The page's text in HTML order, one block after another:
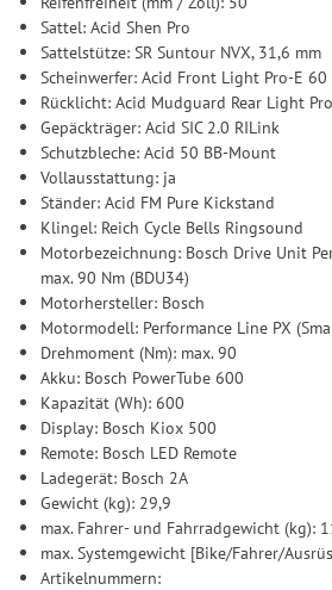
Sattel: Acid Shen Pro
Sattelstütze: SR Suntour NVX, 31,6 mm
Scheinwerfer: Acid Front Light Pro-E 60
Rücklicht: Acid Mudguard Rear Light
Gepäckträger: Acid SIC 2.0 RILink
Schutzbleche: Acid 50 BB-Mount
Vollausstattung: ja
Ständer: Acid FM Pure Kickstand
Klingel: Reich Cycle Bells Ringsound
Motorbezeichnung: Bosch Drive Unit
max. 90 Nm (BDU34)
Motorhersteller: Bosch
Motormodell: Performance Line PX
Drehmoment (Nm): max. 90
Akku: Bosch PowerTube 600
Kapazität (Wh): 600
Display: Bosch Kiox 500
Remote: Bosch LED Remote
Ladegerät: Bosch 2A
Gewicht (kg): 29,9
max. Fahrer- und Fahrradgewicht (kg):
max. Systemgewicht [Bike/Fahrer/
Artikelnummern: